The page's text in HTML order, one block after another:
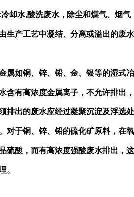
:冷却水,酸洗废水，除尘和煤气、烟气
生产工艺中凝结、分离或溢出的废水
属如铜、锌、铅、金、银等的湿式冶
含有高浓度金属离子，不允许排出，
排出的废水应经过凝聚沉淀及浮选处
对于铜、锌、铅的硫化矿原料，在氧
硫酸，而有高浓度强酸废水排出，这
。